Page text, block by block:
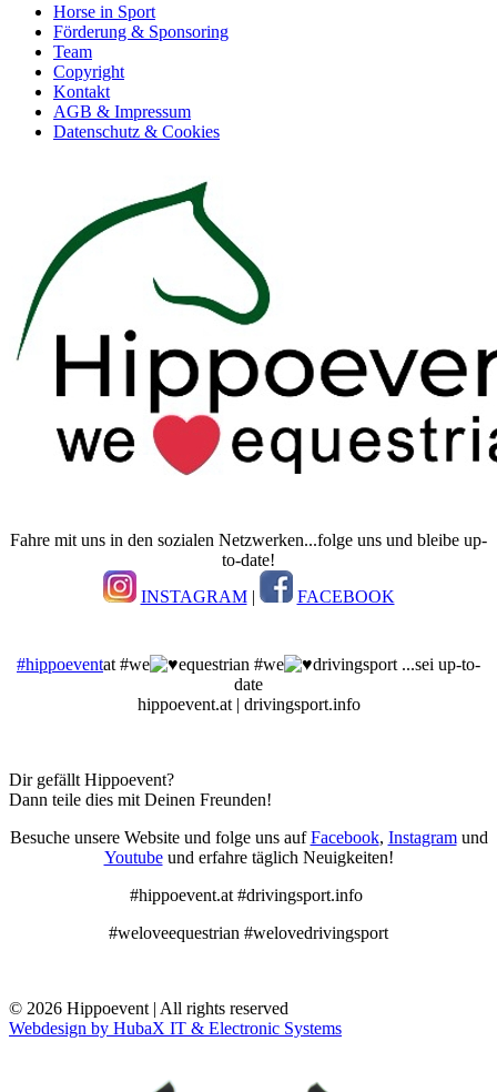
Horse in Sport
Förderung & Sponsoring
Team
Copyright
Kontakt
AGB & Impressum
Datenschutz & Cookies
Fahre mit uns in den sozialen Netzwerken...folge uns und bleibe up-
to-date!
INSTAGRAM| FACEBOOK
#hippoeventat #we equestrian #we
drivingsport ...sei up-to-
date
hippoevent.at | drivingsport.info
Dir gefällt Hippoevent?
Dann teile dies mit Deinen Freunden!
Besuche unsere Website und folge uns aufFacebook, Instagramund
Youtubeund erfahre täglich Neuigkeiten!
#hippoevent.at #drivingsport.info
#weloveequestrian #welovedrivingsport
© 2026 Hippoevent | All rights reserved
Webdesign by HubaX IT & Electronic Systems